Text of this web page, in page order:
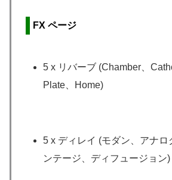
FX ページ
5 x リバーブ (Chamber、
Plate、Home)
5 x ディレイ (モダン、アナロ
ンテージ、ディフュージョン)